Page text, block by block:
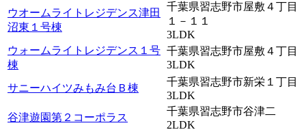
ウオームライトレジデンス津田
沼東１号棟
千葉県習志野市屋敷４丁目
１－１１
3LDK
ウォームライトレジデンス１号
棟
千葉県習志野市屋敷４丁目
3LDK
サニーハイツみもみ台Ｂ棟
千葉県習志野市新栄１丁目
3LDK
谷津遊園第２コーポラス
千葉県習志野市谷津二
2LDK